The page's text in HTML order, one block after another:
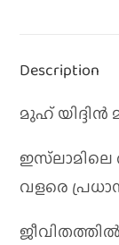
Description
മുഹ് യിദ്ദിൻ
വളരെ